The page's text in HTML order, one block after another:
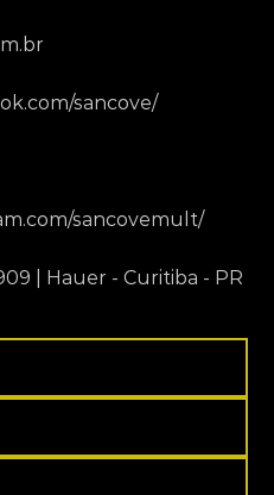
sancove/
sancovemult/
| Hauer - Curitiba - PR